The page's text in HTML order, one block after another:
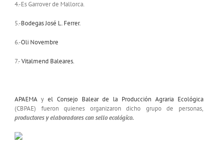
4.-Es Garrover de Mallorca.
5.-Bodegas José L. Ferrer.
6.-Oli Novembre
7.-Vitalmend Baleares.
APAEMAy el Consejo Balear de la Producción Agraria Ecológica
(CBPAE) fueron quienes organizaron dicho grupo de personas,
productores y elaboradores con sello ecológico.